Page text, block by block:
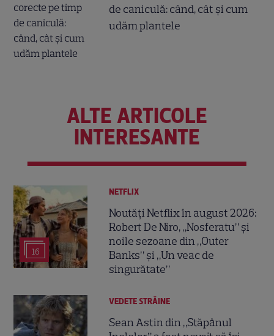
de caniculă: când, cât şi cum
udăm plantele
ALTE ARTICOLE
INTERESANTE
16
NETFLIX
Noutăți Netflix în august 2026:
Robert De Niro, „Nosferatu” și
noile sezoane din „Outer
Banks” și „Un veac de
singurătate”
VEDETE STRĂINE
Sean Astin din „Stăpânul